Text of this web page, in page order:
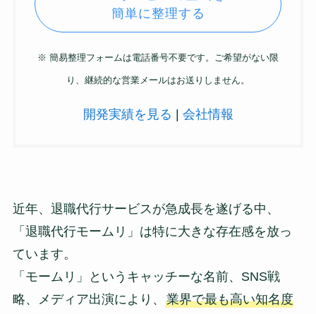
簡単に整理する
※ 簡易整理フォームは電話番号不要です。ご希望がない限
り、継続的な営業メールはお送りしません。
開発実績を見る | 会社情報
近年、退職代行サービスが急成長を遂げる中、
「退職代行モームリ」は特に大きな存在感を放っ
ています。
「モームリ」というキャッチーな名前、SNS戦
略、メディア出演により、 業界で最も高い知名度